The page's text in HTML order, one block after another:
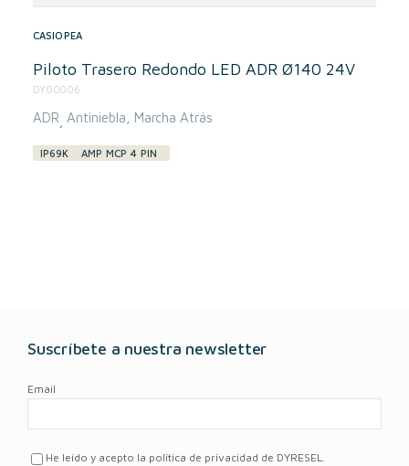
CASIOPEA
Piloto Trasero Redondo LED ADR Ø140 24V
DY00006
ADR, Antiniebla Marcha Atrás
IP69K AMP MCP 4 PIN
Suscríbete a nuestra newsletter
Email
He leído y acepto la política de privacidad de DYRESEL.